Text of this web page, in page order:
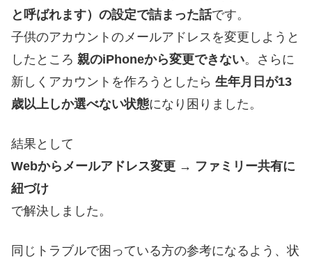
と呼ばれます）の設定で詰まった話です。
子供のアカウントのメールアドレスを変更しようと
したところ 親のiPhoneから変更できない。さらに
新しくアカウントを作ろうとしたら 生年月日が13
歳以上しか選べない状態になり困りました。
結果として
Webからメールアドレス変更 → ファミリー共有に
紐づけ
で解決しました。
同じトラブルで困っている方の参考になるよう、状